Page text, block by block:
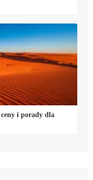
i porady dla